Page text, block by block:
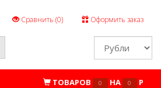
Сравнить (0) Оформить заказ
ТОВАРОВ 0 НА 0 P